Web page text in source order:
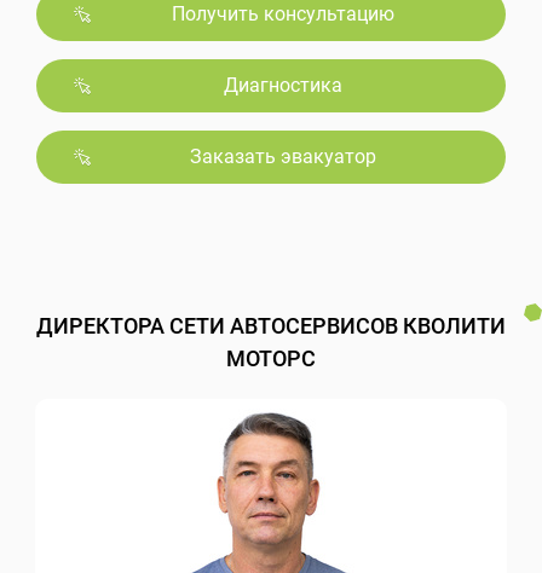
Получить консультацию
Диагностика
Заказать эвакуатор
ДИРЕКТОРА СЕТИ АВТОСЕРВИСОВ КВОЛИТИ
МОТОРС